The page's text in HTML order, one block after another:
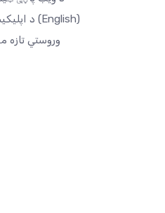
(English)
وروستي تازه